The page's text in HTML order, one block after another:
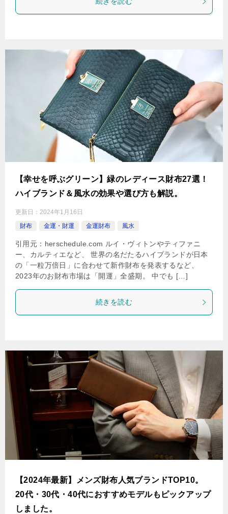
【幸せを呼ぶグリーン】緑のレディース財布27選！
ハイブランド＆風水の効果や選び方も解説。
更新日： 2024年1月16日
財布
金運・財運 金運財布 風水
引用元：herschedule.com ルイ・ヴィトンやティファニ
ー、カルティエなど、 世界の名だたるハイブランドが日本
の「一粒万倍日」に合わせて新作財布を発表するなど、
2023年のお財布市場は「開運」全盛期。 中でも […]
続きを読む
【2024年最新】メンズ財布人気ブランドTOP10。
20代・30代・40代におすすめモデルもピックアップ
しました。